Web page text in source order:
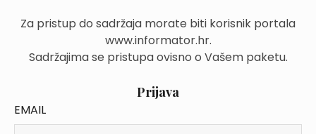
Za pristup do sadržaja morate biti korisnik portala
www.informator.hr.
Sadržajima se pristupa ovisno o Vašem paketu.
Prijava
EMAIL